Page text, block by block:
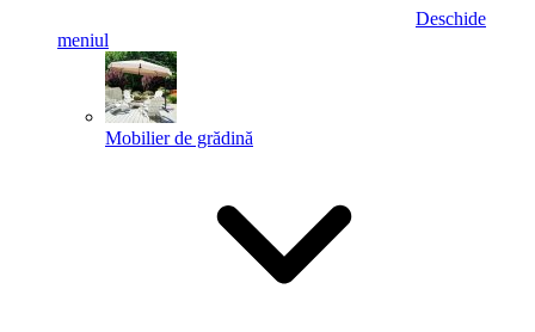
Deschide
meniul
Mobilier de grădină